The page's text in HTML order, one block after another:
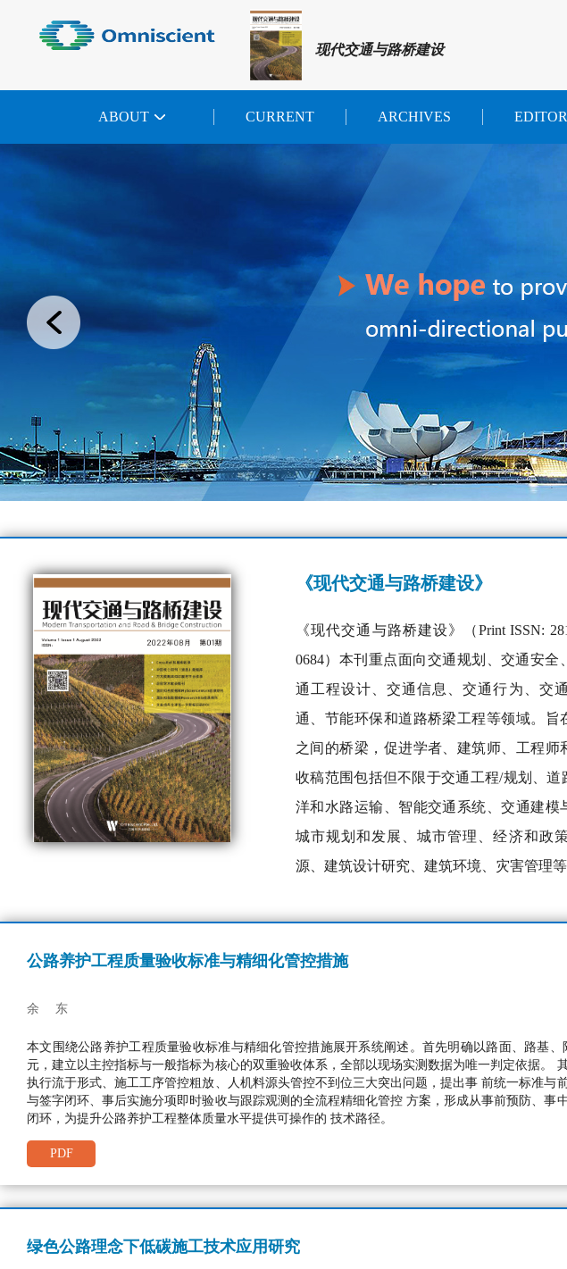
现代交通与路桥建设
ABOUT CURRENT ARCHIVES
《现代交通与路桥建设》
《现代交通与路桥建设》（Print ISSN:
0684）本刊重点面向交通规划、交通安全
通工程设计、交通信息、交通行为、交
通、节能环保和道路桥梁工程等领域。旨
之间的桥梁，促进学者、建筑师、工程师
收稿范围包括但不限于交通工程/规划、
洋和水路运输、智能交通系统、交通建模
城市规划和发展、城市管理、经济和政
源、建筑设计研究、建筑环境、灾害管理等
公路养护工程质量验收标准与精细化管控措施
余 东
本文围绕公路养护工程质量验收标准与精细化管控措施展开系统阐述。首先明确以路面、路基
元，建立以主控指标与一般指标为核心的双重验收体系，全部以现场实测数据为唯一判定依据。
执行流于形式、施工工序管控粗放、人机料源头管控不到位三大突出问题，提出事 前统一标准与
与签字闭环、事后实施分项即时验收与跟踪观测的全流程精细化管控 方案，形成从事前预防、事
闭环，为提升公路养护工程整体质量水平提供可操作的 技术路径。
PDF
绿色公路理念下低碳施工技术应用研究